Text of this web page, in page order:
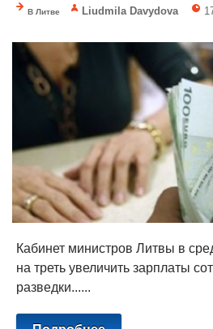
В Литве Liudmila Davydova
Кабинет министров Литвы в
на треть увеличить зарплаты
разведки......